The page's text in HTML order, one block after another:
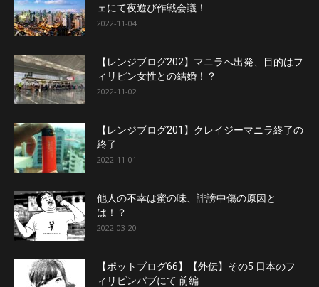
ェにて夜遊び作戦会議！
2022-11-04
【レンジブログ202】マニラへ出発、目的はフ
ィリピン女性との結婚！？
2022-11-02
【レンジブログ201】クレイジーマニラ終了の
終了
2022-11-01
他人の不幸は蜜の味、誹謗中傷の原因と
は！？
2022-03-20
【ポットブログ66】【外伝】その5 日本のフ
ィリピンパブにて 前編